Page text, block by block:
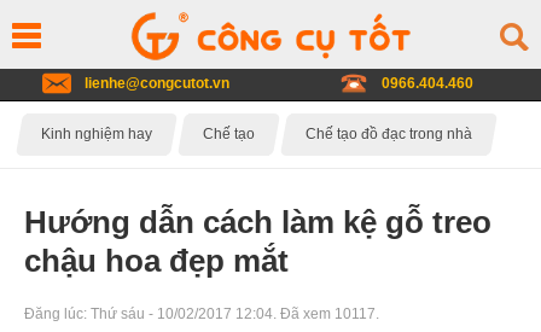
0966.404.460
lienhe@congcutot.vn
Kinh nghiệm hay Chế tạo Chế tạo đồ đạc trong nhà
Hướng dẫn cách làm kệ gỗ treo
chậu hoa đẹp mắt
Đăng lúc: Thứ sáu - 10/02/2017 12:04 . Đã xem 10117.